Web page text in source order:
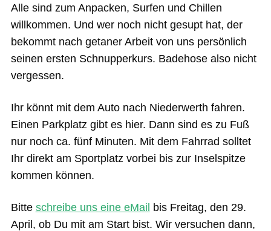
Alle sind zum Anpacken, Surfen und Chillen
willkommen. Und wer noch nicht gesupt hat, der
bekommt nach getaner Arbeit von uns persönlich
seinen ersten Schnupperkurs. Badehose also nicht
vergessen.
Ihr könnt mit dem Auto nach Niederwerth fahren.
Einen Parkplatz gibt es hier. Dann sind es zu Fuß
nur noch ca. fünf Minuten. Mit dem Fahrrad solltet
Ihr direkt am Sportplatz vorbei bis zur Inselspitze
kommen können.
Bitte schreibe uns eine eMail bis Freitag, den 29.
April, ob Du mit am Start bist. Wir versuchen dann,